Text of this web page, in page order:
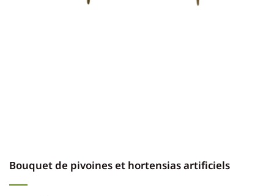
Bouquet de pivoines et hortensias artificiels